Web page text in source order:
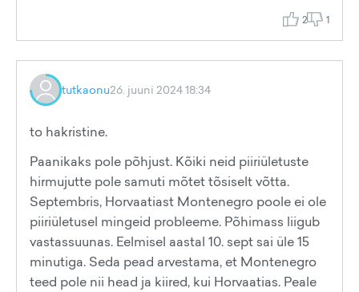
2 1
tutkaonu26. juuni 2024 18:34
to hakristine.
Paanikaks pole põhjust. Kõiki neid piiriületuste
hirmujutte pole samuti mõtet tõsiselt võtta.
Septembris, Horvaatiast Montenegro poole ei ole
piiriületusel mingeid probleeme. Põhimass liigub
vastassuunas. Eelmisel aastal 10. sept sai üle 15
minutiga. Seda pead arvestama, et Montenegro
teed pole nii head ja kiired, kui Horvaatias. Peale